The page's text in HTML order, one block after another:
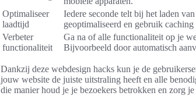
Optimaliseer
laadtijd
Iedere seconde telt bij het laden
geoptimaliseerd en gebruik
Verbeter
functionaliteit
Ga na of alle functionaliteit op je
Bijvoorbeeld door automatisch
Dankzij deze webdesign hacks kun je de
jouw website de juiste uitstraling heeft en alle
die manier houd je je bezoekers betrokken en zorg